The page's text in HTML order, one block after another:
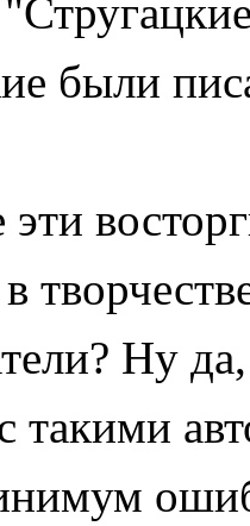
были
Ну
такими